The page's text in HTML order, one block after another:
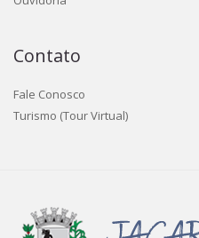
Contato
Fale Conosco
Turismo (Tour Virtual)